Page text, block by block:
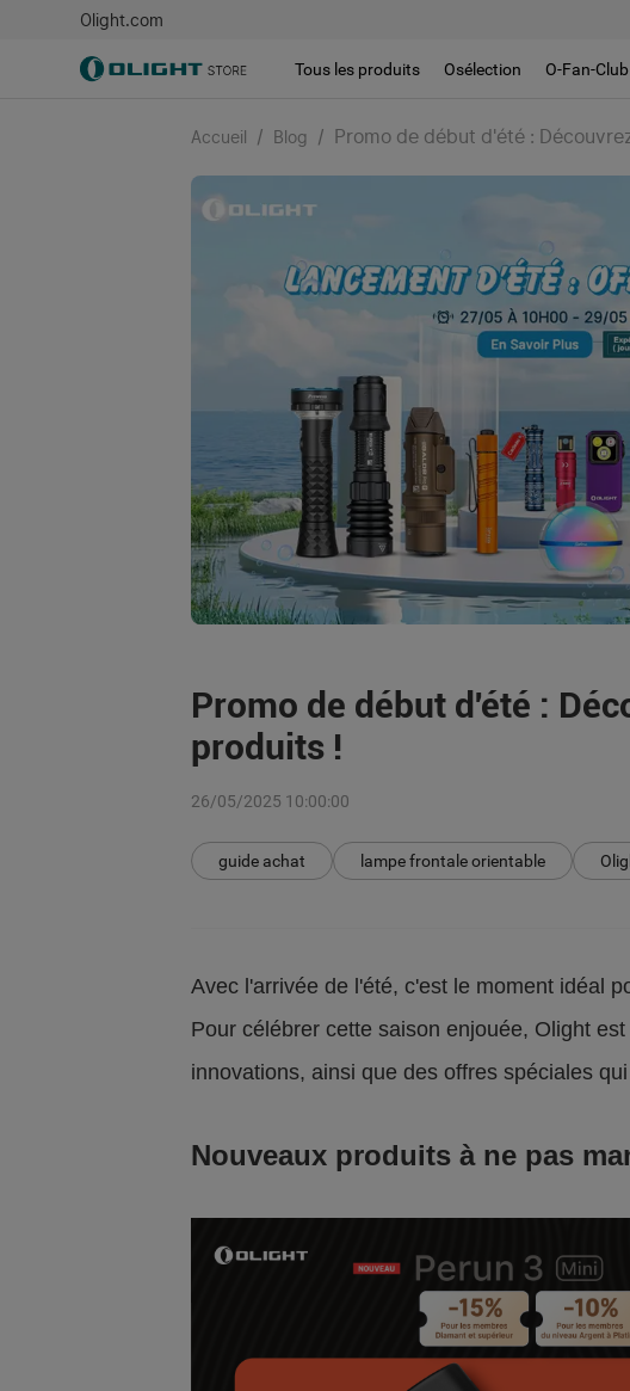
Olight.com
Tous les produits Osélection O-Fan-Club
Accueil / Blog / Promo de début d'été :
Promo de début d'été :
produits !
26/05/2025 10:00:00
guide achat lampe frontale orientable
Avec l'arrivée de l'été, c'est le moment idéal
Pour célébrer cette saison enjouée, Olight
innovations, ainsi que des offres spéciales
Nouveaux produits à ne pas